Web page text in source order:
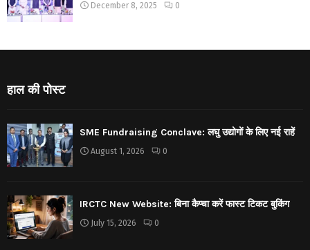
December 8, 2025 0
हाल की पोस्ट
SME Fundraising Conclave: लघु उद्योगों के लिए नई राहें
August 1, 2026 0
IRCTC New Website: बिना कैप्चा करें फास्ट टिकट बुकिंग
July 15, 2026 0